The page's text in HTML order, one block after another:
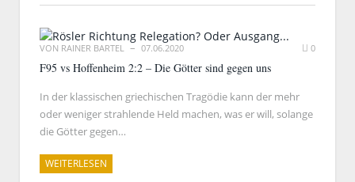
VON RAINER BARTEL 07.06.2020 0
F95 vs Hoffenheim 2:2 – Die Götter sind gegen uns
In der klassischen griechischen Tragödie kann der mehr
oder weniger strahlende Held machen, was er will, solange
die Götter gegen…
WEITERLESEN